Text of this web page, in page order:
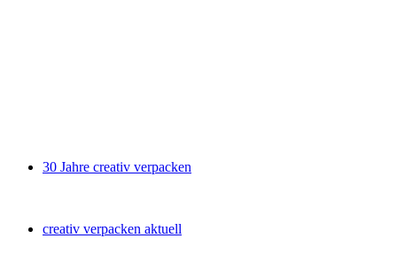
30 Jahre creativ verpacken
creativ verpacken aktuell